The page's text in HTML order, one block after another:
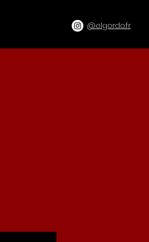
@elgordo.fr